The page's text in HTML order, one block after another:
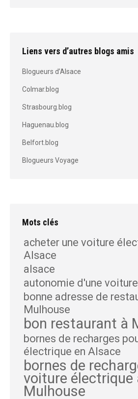
Liens vers d’autres blogs amis
Blogueurs d’Alsace
Colmar.blog
Strasbourg.blog
Haguenau.blog
Belfort.blog
Blogueurs Voyage
Mots clés
acheter une voiture
Alsace
alsace
autonomie d'une
bonne adresse de
Mulhouse
bon restaurant à
bornes de recharges
électrique en Alsace
bornes de
voiture électrique
Mulhouse